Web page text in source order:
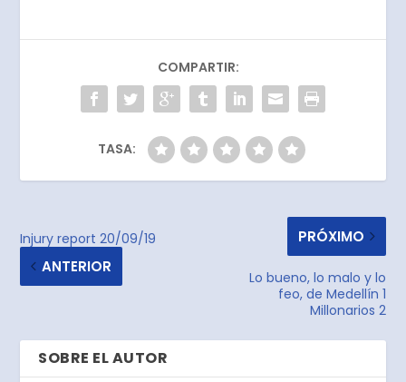
COMPARTIR:
TASA:
Injury report 20/09/19
ANTERIOR
PRÓXIMO
Lo bueno, lo malo y lo
feo, de Medellín 1
Millonarios 2
SOBRE EL AUTOR